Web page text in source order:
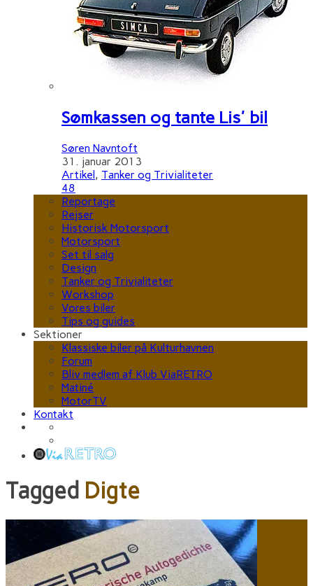
Sømkassen og tante Lis' bil
Søren Navntoft
31. januar 2013
Artikel, Tanker og Trivialiteter
48
Reportage
Rejser
Historisk Motorsport
Motorsport
Set til salg
Design
Tanker og Trivialiteter
Workshop
Vores biler
Tips og guides
Sektioner
Klassiske biler på Kulturhavnen
Forum
Bliv medlem af Klub ViaRETRO
Matiné
MotorTV
Kontakt
Tagged Digte